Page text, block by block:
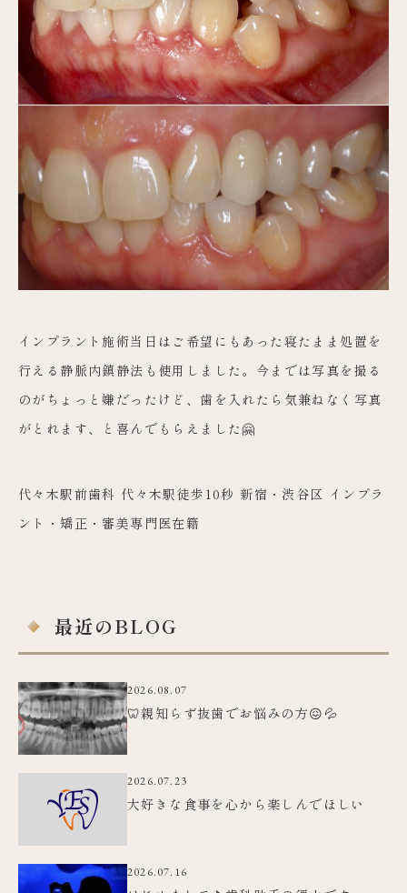
インプラント施術当日はご希望にもあった寝たまま処置を
行える静脈内鎮静法も使用しました。今までは写真を撮る
のがちょっと嫌だったけど、歯を入れたら気兼ねなく写真
がとれます、と喜んでもらえました🤗
代々木駅前歯科 代々木駅徒歩10秒 新宿・渋谷区 インプラ
ント・矯正・審美専門医在籍
最近のBLOG
2026.08.07
🦷親知らず抜歯でお悩みの方😖💦
2026.07.23
大好きな食事を心から楽しんでほしい
2026.07.16